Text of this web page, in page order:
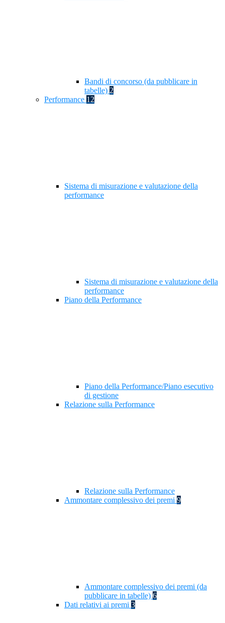
Bandi di concorso (da pubblicare in
tabelle) 2
Performance 12
Sistema di misurazione e valutazione della
performance
Sistema di misurazione e valutazione della
performance
Piano della Performance
Piano della Performance/Piano esecutivo
di gestione
Relazione sulla Performance
Relazione sulla Performance
Ammontare complessivo dei premi 9
Ammontare complessivo dei premi (da
pubblicare in tabelle) 6
Dati relativi ai premi 3